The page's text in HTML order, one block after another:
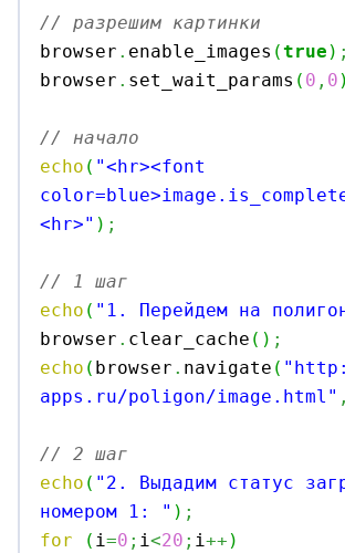
// разрешим картинки
browser . enable_images (true ) ;
browser . set_wait_params ( 0 , 0 )
// начало
echo ( "<hr><font
<hr>" ) ;
// 1 шаг
echo ( "1. Перейдем на
browser . clear_cache ( ) ;
echo ( browser . navigate (
apps.ru/poligon/image.html" ,
// 2 шаг
echo ( "2. Выдадим статус
номером 1: " ) ;
for
( i=0 ; i<20 ; i++ )